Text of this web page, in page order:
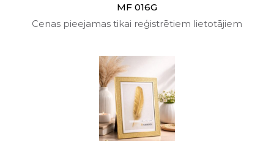
MF 016G
Cenas pieejamas tikai reģistrētiem lietotājiem